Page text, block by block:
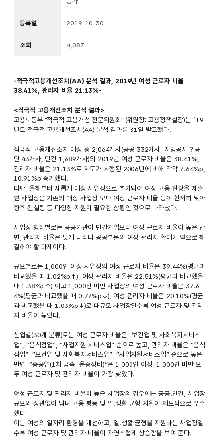
등록일 2019-10-30
조회 4,087
-적극적고용개선조치(AA) 분석 결과, 2019년 여성 근로자 비율
38.41%, 관리자 비율 21.13%-
<적극적 고용개선조치 분석 결과>
고용노동부 "적극적 고용개선 전문위원회" (위원장: 고용정책실장)는 `19
년도 적극적 고용개선조치(AA) 분석 결과를 31일 발표했다.
적극적 고용개선조치 대상 총 2,064개사(공공 332개사, 지방공사？공
단 43개사, 민간 1,689개사)의 2019년 여성 근로자 비율은 38.41%,
관리자 비율은 21.13%로 제도가 시행된 2006년에 비해 각각 7.64%p,
10.91%p 증가했다.
다만, 올해부터 새롭게 대상 사업장으로 추가되어 여성 고용 현황을 제출
한 사업장은 기존의 대상 사업장 보다 여성 근로자 비율 등이 현저히 낮아
향후 컨설팅 등 다양한 지원이 필요한 상황인 것으로 나타났다.
사업장 형태별로는 공공기관이 민간기업보다 여성 근로자 비율이 높은 반
면, 관리자 비율은 낮게 나타나 공공부문의 여성 관리자 확대가 앞으로 해
결해야 할 과제이다.
규모별로는 1,000인 이상 사업장의 여성 근로자 비율은 39.44%(평균과
비교했을 때 1.02%p↑), 여성 관리자 비율은 22.51%(평균과 비교했을
때 1.38%p↑) 이고 1,000인 미만 사업장의 여성 근로자 비율은 37.6
4%(평균과 비교했을 때 0.77%p↓), 여성 관리자 비율은 20.10%(평균
과 비교했을 때 1.03%p↓)로 대규모 사업장일수록 여성 근로자 및 관리
자 비율이 높았다.
산업별(30개 분류)로는 여성 근로자 비율은 “보건업 및 사회복지서비스
업”, “음식점업”, “사업지원 서비스업” 순으로 높고, 관리자 비율은 “음식
점업”, “보건업 및 사회복지서비스업”, “사업지원서비스업” 순으로 높은
반면, “중공업(1차 금속, 운송장비)”은 1,000인 이상, 1,000인 미만 모
두 여성 근로자 및 관리자 비율이 가장 낮았다.
여성 근로자 및 관리자 비율이 높은 사업장의 경우에는 공공.민간, 사업장
규모와 상관없이 남녀 고용 평등 및 일.생활 균형 지원이 제도적으로 우수
했다.
이는 여성의 일자리 환경을 개선하고, 일.생활 균형을 지원하는 사업장일
수록 여성 근로자 및 관리자 비율이 자연스럽게 상승함을 보여 준다.